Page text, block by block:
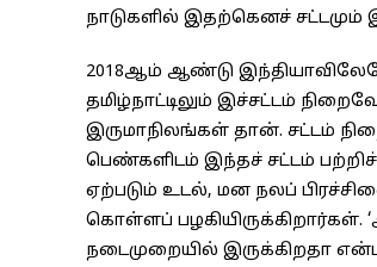
நாடுகளில் இதற்கெனச் சட்டமும்
2018ஆம் ஆண்டு
தமிழ்நாட்டிலும் இச்சட்டம்
இருமாநிலங்கள் தான். சட்டம்
பெண்களிடம் இந்தச் சட்டம்
ஏற்படும் உடல், மன நலப்
கொள்ளப் பழகியிருக்கிறார்கள்.
நடைமுறையில் இருக்கிறதா